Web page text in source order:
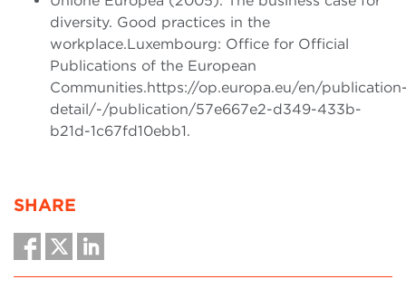
diversity. Good practices in the
workplace.Luxembourg: Office for Official
Publications of the European
Communities.https://op.europa.eu/en/
detail/-/publication/57e667e2-d349-433b-
b21d-1c67fd10ebb1.
SHARE